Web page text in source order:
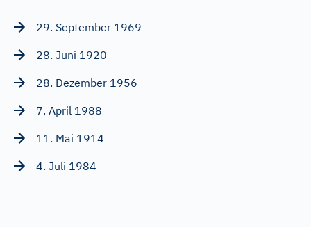
29. September 1969
28. Juni 1920
28. Dezember 1956
7. April 1988
11. Mai 1914
4. Juli 1984